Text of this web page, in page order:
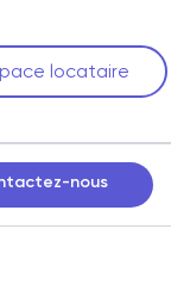
locataire
nous